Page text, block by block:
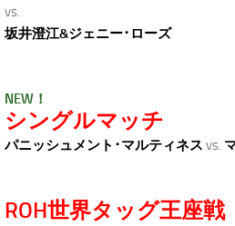
vs.
坂井澄江&ジェニー･ローズ
NEW！
シングルマッチ
パニッシュメント･マルティネス vs.
ROH世界タッグ王座戦